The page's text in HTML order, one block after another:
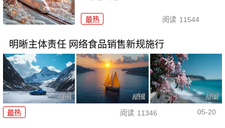
最热 阅读 11544
明晰主体责任 网络食品销售新规施行
最热 阅读 11346 05-20